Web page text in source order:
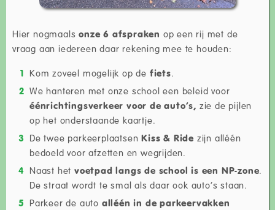
Hier nogmaalsonze 6 afspraken op een rij met de
vraag aan iedereen daar rekening mee te houden:
Kom zoveel mogelijk op de fiets.
We hanteren met onze school een beleid voor
éénrichtingsverkeer voor de auto’s, zie de pijlen
op het onderstaande kaartje.
De twee parkeerplaatsenKiss & Ride zijn alléén
bedoeld voor afzetten en wegrijden.
Naast het voetpad langs de school is een NP-zone.
De straat wordt te smal als daar ook auto’s staan.
Parkeer de auto alléén in de parkeervakken